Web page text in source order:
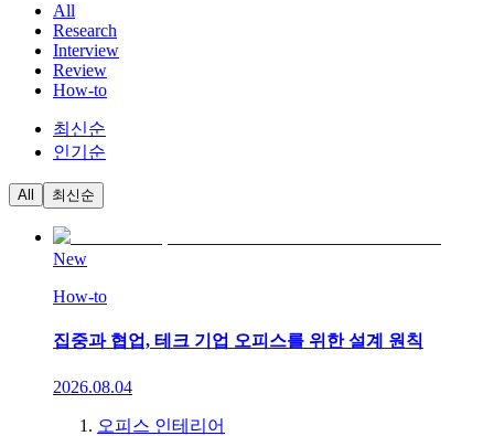
All
Research
Interview
Review
How-to
최신순
인기순
All 최신순
New
How-to
집중과 협업, 테크 기업 오피스를 위한 설계 원칙
2026.08.04
오피스 인테리어